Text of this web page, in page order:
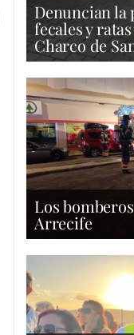
Denuncian la
fecales y
Charco de
Los
Arrecife